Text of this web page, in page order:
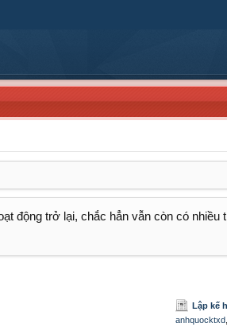
động trở lại, chắc hẳn vẫn còn có nhiều
Lập kế hoạch, tổ
anhquocktxd